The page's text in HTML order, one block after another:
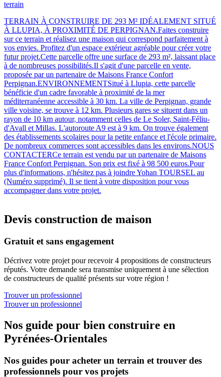
terrain
TERRAIN À CONSTRUIRE DE 293 M² IDÉALEMENT SITUÉ
À LLUPIA, À PROXIMITÉ DE PERPIGNAN.Faites construire
sur ce terrain et réalisez une maison qui correspond parfaitement à
vos envies. Profitez d'un espace extérieur agréable pour créer votre
futur projet.Cette parcelle offre une surface de 293 m², laissant place
à de nombreuses possibilités.Il s'agit d'une parcelle en vente,
proposée par un partenaire de Maisons France Confort
Perpignan.ENVIRONNEMENTSitué à Llupia, cette parcelle
bénéficie d'un cadre favorable à proximité de la mer
méditerranéenne accessible à 30 km. La ville de Perpignan, grande
ville voisine, se trouve à 12 km. Plusieurs gares se situent dans un
rayon de 10 km autour, notamment celles de Le Soler, Saint-Féliu-
d'Avall et Millas. L'autoroute A9 est à 9 km. On trouve également
des établissements scolaires pour la petite enfance et l'école primaire.
De nombreux commerces sont accessibles dans les environs.NOUS
CONTACTERCe terrain est vendu par un partenaire de Maisons
France Confort Perpignan. Son prix est fixé à 98 500 euros.Pour
plus d'informations, n'hésitez pas à joindre Yohan TOURSEL au
(Numéro supprimé). Il se tient à votre disposition pour vous
accompagner dans votre projet.
Devis construction de maison
Gratuit et sans engagement
Décrivez votre projet pour recevoir 4 propositions de constructeurs
réputés. Votre demande sera transmise uniquement à une sélection
de constructeurs de qualité présents sur votre région !
Trouver un professionnel
Trouver un professionnel
Nos guide pour bien construire en
Pyrénées-Orientales
Nos guides pour acheter un terrain et trouver des
professionnels pour vos projets